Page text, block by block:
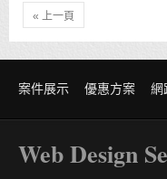
« 上一頁
案件展示 優惠方案 網
Web Design